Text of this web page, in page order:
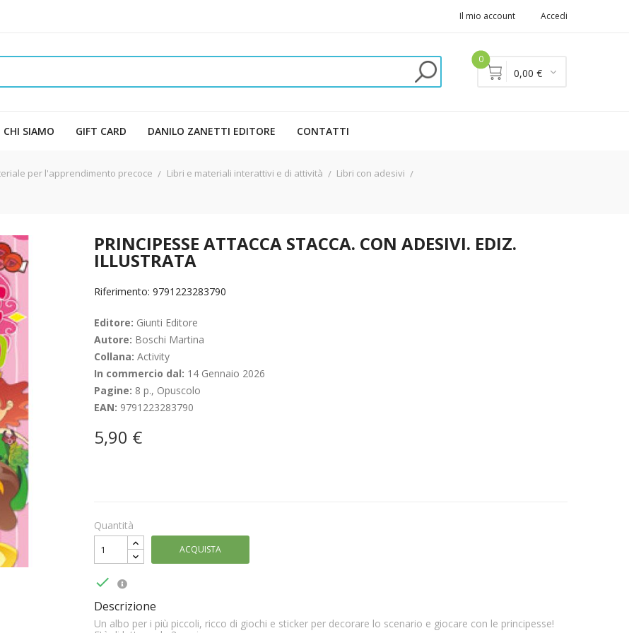
Il mio account Accedi
0
0,00 €
CHI SIAMO GIFT CARD DANILO ZANETTI EDITORE CONTATTI
per l'apprendimento precoce Libri e materiali interattivi e di attività
Libri con adesivi
PRINCIPESSE ATTACCA STACCA. CON ADESIVI. EDIZ.
ILLUSTRATA
Riferimento: 9791223283790
Editore: Giunti Editore
Autore: Boschi Martina
Collana: Activity
In commercio dal: 14 Gennaio 2026
Pagine: 8 p., Opuscolo
EAN: 9791223283790
5,90 €
Quantità
ACQUISTA

Descrizione
Un albo per i più piccoli, ricco di giochi e sticker per decorare lo scenario e giocare con le principesse!